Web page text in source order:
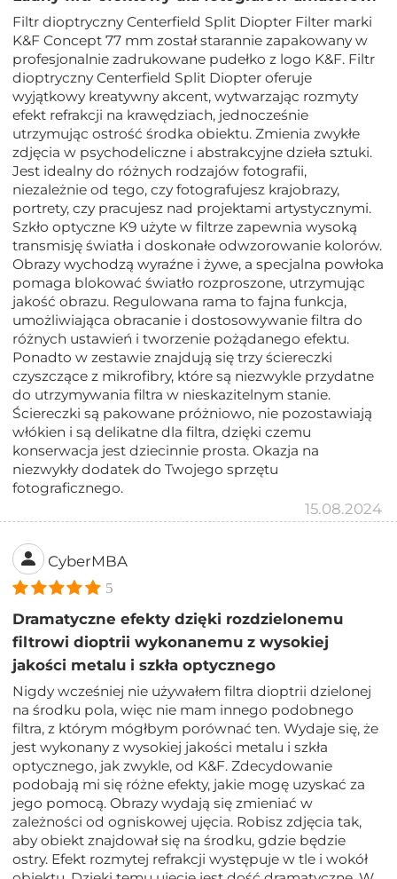
Filtr dioptryczny Centerfield Split Diopter Filter marki
K&F Concept 77 mm został starannie zapakowany w
profesjonalnie zadrukowane pudełko z logo K&F. Filtr
dioptryczny Centerfield Split Diopter oferuje
wyjątkowy kreatywny akcent, wytwarzając rozmyty
efekt refrakcji na krawędziach, jednocześnie
utrzymując ostrość środka obiektu. Zmienia zwykłe
zdjęcia w psychodeliczne i abstrakcyjne dzieła sztuki.
Jest idealny do różnych rodzajów fotografii,
niezależnie od tego, czy fotografujesz krajobrazy,
portrety, czy pracujesz nad projektami artystycznymi.
Szkło optyczne K9 użyte w filtrze zapewnia wysoką
transmisję światła i doskonałe odwzorowanie kolorów.
Obrazy wychodzą wyraźne i żywe, a specjalna powłoka
pomaga blokować światło rozproszone, utrzymując
jakość obrazu. Regulowana rama to fajna funkcja,
umożliwiająca obracanie i dostosowywanie filtra do
różnych ustawień i tworzenie pożądanego efektu.
Ponadto w zestawie znajdują się trzy ściereczki
czyszczące z mikrofibry, które są niezwykle przydatne
do utrzymywania filtra w nieskazitelnym stanie.
Ściereczki są pakowane próżniowo, nie pozostawiają
włókien i są delikatne dla filtra, dzięki czemu
konserwacja jest dziecinnie prosta. Okazja na
niezwykły dodatek do Twojego sprzętu
fotograficznego.
15.08.2024
CyberMBA
5
Dramatyczne efekty dzięki rozdzielonemu
filtrowi dioptrii wykonanemu z wysokiej
jakości metalu i szkła optycznego
Nigdy wcześniej nie używałem filtra dioptrii dzielonej
na środku pola, więc nie mam innego podobnego
filtra, z którym mógłbym porównać ten. Wydaje się, że
jest wykonany z wysokiej jakości metalu i szkła
optycznego, jak zwykle, od K&F. Zdecydowanie
podobają mi się różne efekty, jakie mogę uzyskać za
jego pomocą. Obrazy wydają się zmieniać w
zależności od ogniskowej ujęcia. Robisz zdjęcia tak,
aby obiekt znajdował się na środku, gdzie będzie
ostry. Efekt rozmytej refrakcji występuje w tle i wokół